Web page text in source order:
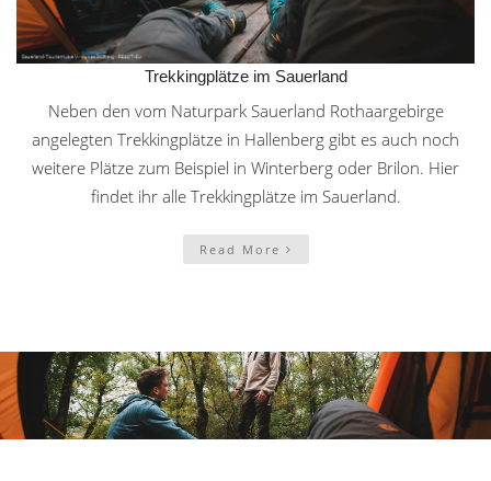
Trekkingplätze im Sauerland
Neben den vom Naturpark Sauerland Rothaargebirge
angelegten Trekkingplätze in Hallenberg gibt es auch noch
weitere Plätze zum Beispiel in Winterberg oder Brilon. Hier
findet ihr alle Trekkingplätze im Sauerland.
Read More